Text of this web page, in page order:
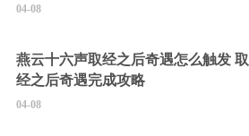
04-08
燕云十六声取经之后奇遇怎么触发 取
经之后奇遇完成攻略
04-08